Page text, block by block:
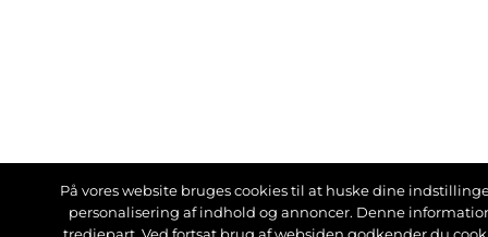
På vores website bruges cookies til at huske dine
personalisering af indhold og annoncer. Denne